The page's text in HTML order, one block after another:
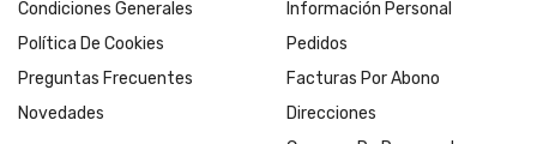
Condiciones Generales
Política De Cookies
Preguntas Frecuentes
Novedades
Información Personal
Pedidos
Facturas Por Abono
Direcciones